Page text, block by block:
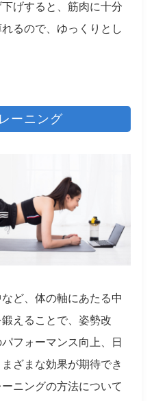
げすると、筋肉に十分
るので、ゆっくりとし
ーニング
ど、体の軸にあたる中
えることで、姿勢改
フォーマンス向上、日
ざまな効果が期待でき
ニングの方法について